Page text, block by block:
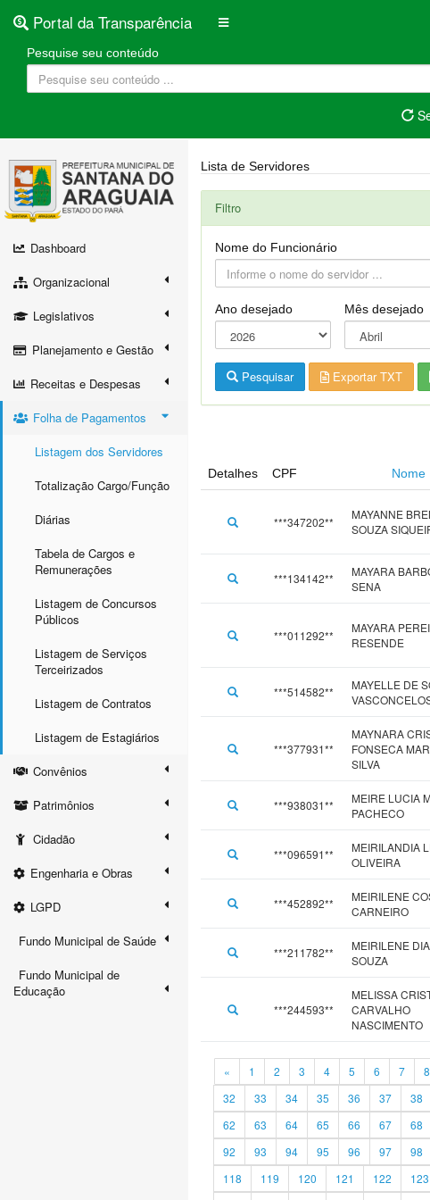
Portal da Transparência
Pesquise seu conteúdo
Dashboard
Organizacional
Legislativos
Planejamento e Gestão
Receitas e Despesas
Folha de Pagamentos
Listagem dos Servidores
Totalização Cargo/Função
Diárias
Tabela de Cargos e
Remunerações
Listagem de Concursos
Públicos
Listagem de Serviços
Terceirizados
Listagem de Contratos
Listagem de Estagiários
Convênios
Patrimônios
Cidadão
Engenharia e Obras
LGPD
Fundo Municipal de Saúde
Fundo Municipal de
Educação
Lista de Servidores
Filtro
Nome do Funcionário
Ano desejado Mês desejado
Pesquisar Exportar TXT
Detalhes CPF Nome
***347202**
MAYANNE
SOUZA
***134142**
MAYARA
SENA
***011292**
MAYARA
RESENDE
***514582**
MAYELLE DE
***377931**
MAYNARA
FONSECA
SILVA
***938031**
MEIRE LUCIA
PACHECO
***096591**
MEIRILANDIA
OLIVEIRA
***452892**
MEIRILENE
CARNEIRO
***211782**
MEIRILENE
SOUZA
***244593**
MELISSA
CARVALHO
NASCIMENTO
« 1 2 3 4 5 6 7 8
32
33 34 35 36 37 38
62
63 64 65 66 67 68
92
93 94 95 96 97 98
118
119 120 121 122 123